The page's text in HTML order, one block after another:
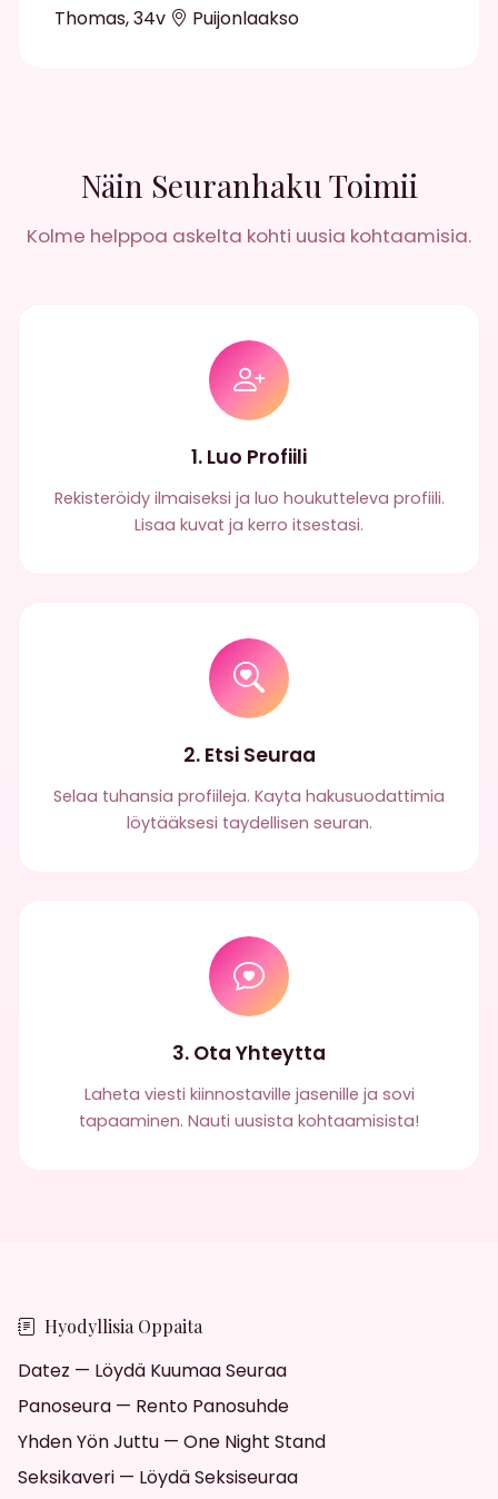
Thomas, 34v
Puijonlaakso
Näin Seuranhaku Toimii
Kolme helppoa askelta kohti uusia kohtaamisia.
1. Luo Profiili
Rekisteröidy ilmaiseksi ja luo houkutteleva profiili.
Lisaa kuvat ja kerro itsestasi.
2. Etsi Seuraa
Selaa tuhansia profiileja. Kayta hakusuodattimia
löytääksesi taydellisen seuran.
3. Ota Yhteytta
Laheta viesti kiinnostaville jasenille ja sovi
tapaaminen. Nauti uusista kohtaamisista!
Hyodyllisia Oppaita
Datez — Löydä Kuumaa Seuraa
Panoseura — Rento Panosuhde
Yhden Yön Juttu — One Night Stand
Seksikaveri — Löydä Seksiseuraa